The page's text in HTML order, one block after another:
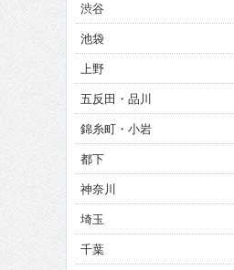
渋谷
池袋
上野
五反田・品川
錦糸町・小岩
都下
神奈川
埼玉
千葉